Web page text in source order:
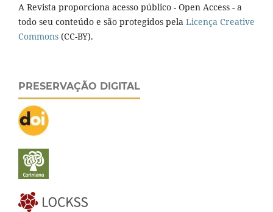
A Revista proporciona acesso público - Open Access - a
todo seu conteúdo e são protegidos pela Licença Creative
Commons (CC-BY).
PRESERVAÇÃO DIGITAL